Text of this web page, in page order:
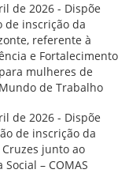
de 2026 - Dispõe
de inscrição da
referente à
e Fortalecimento
mulheres de
de Trabalho
de 2026 - Dispõe
de inscrição da
junto ao
– COMAS